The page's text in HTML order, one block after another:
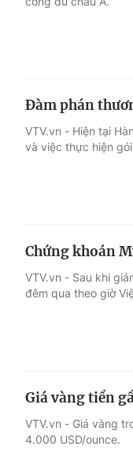
Sao
Đàm phán
VTV.vn - Hiện tại
và việc thực hiện
Chứng khoán
VTV.vn - Sau khi
đêm qua theo giờ
Giá vàng tiền
VTV.vn - Giá vàng
4.000 USD/ounce.